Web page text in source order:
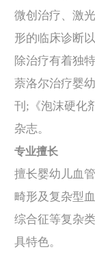
微创治疗、激
形的临床诊断
除治疗有着独
萘洛尔治疗婴
刊;《泡沫硬化
杂志。
专业擅长
擅长婴幼儿血
畸形及复杂型
综合征等复杂
具特色。